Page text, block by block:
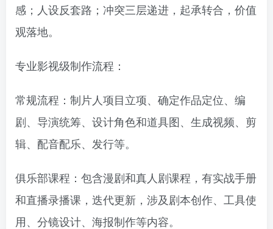
感；人设反套路；冲突三层递进，起承转合，价值
观落地。
专业影视级制作流程：
常规流程：制片人项目立项、确定作品定位、编
剧、导演统筹、设计角色和道具图、生成视频、剪
辑、配音配乐、发行等。
俱乐部课程：包含漫剧和真人剧课程，有实战手册
和直播录播课，迭代更新，涉及剧本创作、工具使
用、分镜设计、海报制作等内容。